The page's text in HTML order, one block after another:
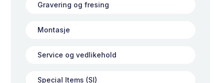
Gravering og fresing
Montasje
Service og vedlikehold
Special Items (SI)